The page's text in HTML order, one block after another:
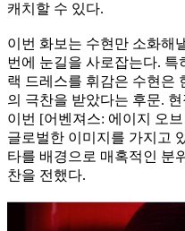
캐치할 수 있다.
이번 화보는 수현만 소화해
번에 눈길을 사로잡는다.
랙 드레스를 휘감은 수현은
의 극찬을 받았다는 후문.
이번 [어벤져스: 에이지 오
글로벌한 이미지를 가지고
타를 배경으로 매혹적인 분
찬을 전했다.